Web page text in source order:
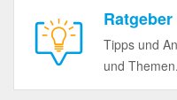
Ratgeber
Tipps und
und Themen.